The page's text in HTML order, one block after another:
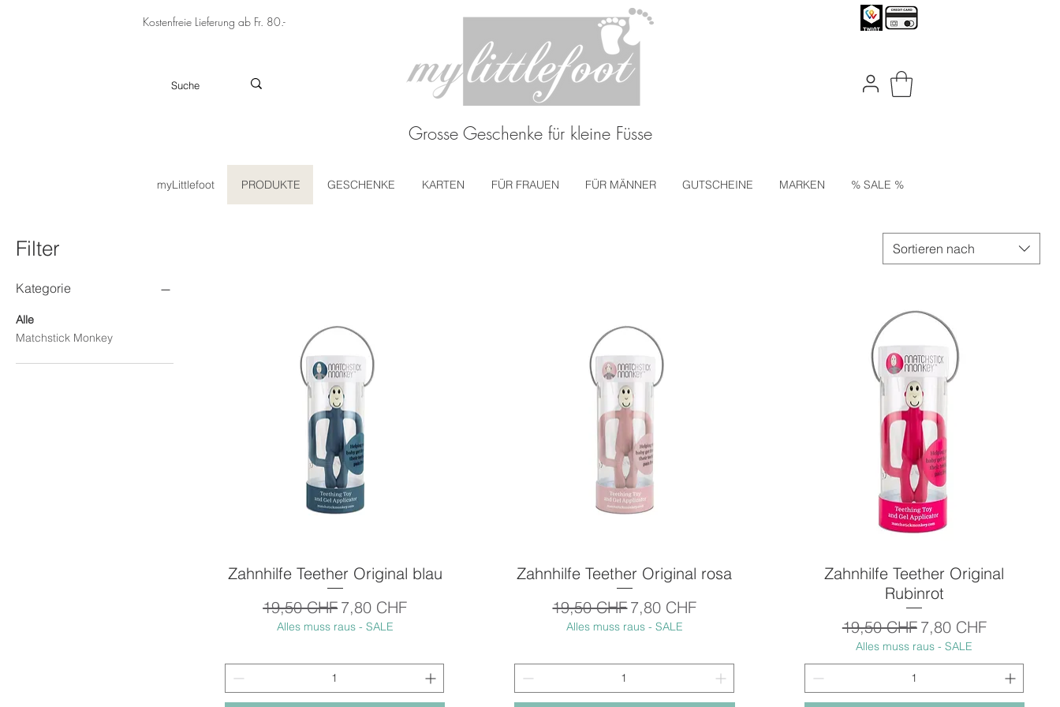
Kostenfreie Lieferung ab Fr. 80.-
Grosse Geschenke für kleine Füsse
myLittlefoot PRODUKTE GESCHENKE KARTEN FÜR FRAUEN FÜR MÄNNER GUTSCHEINE MARKEN % SALE %
Filter
Kategorie
Alle
Matchstick Monkey
Sortieren nach
Schnellansicht
Zahnhilfe Teether Original blau
Standardpreis
19,50 CHFSale-Preis
7,80 CHF
Alles muss raus - SALE
Schnellansicht
Zahnhilfe Teether Original rosa
Standardpreis
19,50 CHFSale-Preis
7,80 CHF
Alles muss raus - SALE
Schnellansicht
Zahnhilfe Teether Original
Rubinrot
Standardpreis
19,50 CHF Sale-Preis
7,80 CHF
Alles muss raus - SALE